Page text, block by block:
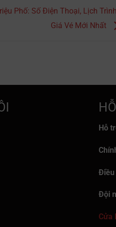
Phố: Số Điện Thoại, Lịch
Giá Vé Mới Nhất
Hỗ
Điều
Đội
Cửa